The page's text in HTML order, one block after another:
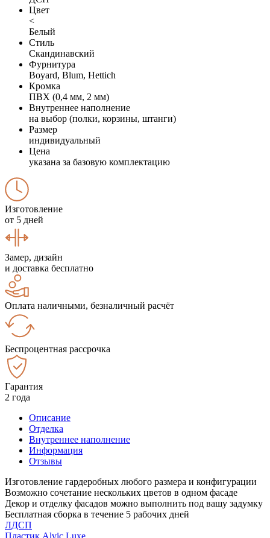
Цвет
<
Белый
Стиль
Скандинавский
Фурнитура
Boyard, Blum, Hettich
Кромка
ПВХ (0,4 мм, 2 мм)
Внутреннее наполнение
на выбор (полки, корзины, штанги)
Размер
индивидуальный
Цена
указана за базовую комплектацию
Изготовление
от 5 дней
Замер, дизайн
и доставка бесплатно
Оплата наличными, безналичный расчёт
Беспроцентная рассрочка
Гарантия
2 года
Описание
Отделка
Внутреннее наполнение
Информация
Отзывы
Изготовление гардеробных любого размера и конфигурации
Возможно сочетание нескольких цветов в одном фасаде
Декор и отделку фасадов можно выполнить под вашу задумку
Бесплатная сборка в течение 5 рабочих дней
ЛДСП
Пластик Alvic Luxe